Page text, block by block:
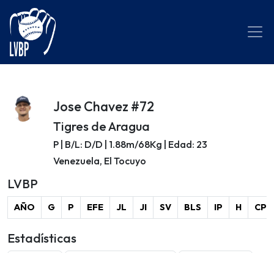
Jose Chavez #72
Tigres de Aragua
P | B/L: D/D | 1.88m/68Kg | Edad: 23
Venezuela, El Tocuyo
LVBP
AÑO G P EFE JL JI SV BLS IP H CP
Estadísticas